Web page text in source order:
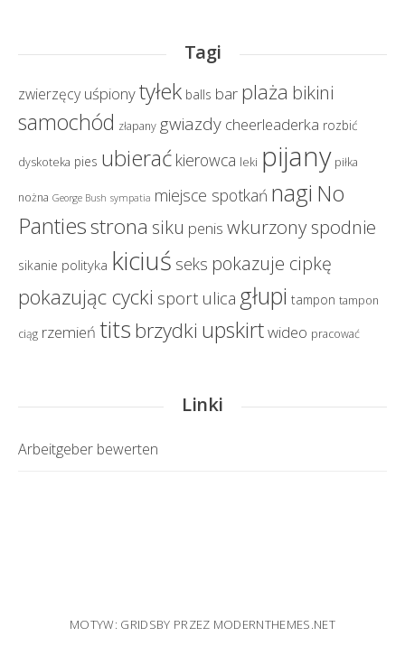
Tagi
zwierzęcy uśpionytyłek balls bar plaża bikini
samochód złapany gwiazdy cheerleaderka rozbić
dyskoteka pies ubierać kierowca leki pijany piłka
nożna George Bush sympatia miejsce spotkań nagi No
Pantiesstrona siku penis wkurzony spodnie
sikanie polityka kiciuś seks pokazuje cipkę
pokazując cycki sport ulica głupi tampon tampon
ciąg rzemień tits brzydki upskirtwideo pracować
Linki
Arbeitgeber bewerten
MOTYW: GRIDSBY PRZEZ MODERNTHEMES.NET